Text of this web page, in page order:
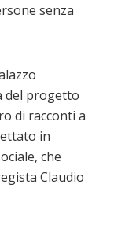
senza
del progetto
di racconti a
in
che
Claudio